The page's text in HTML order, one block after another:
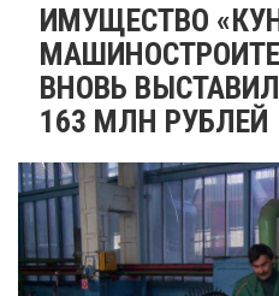
ИМУЩЕСТВО
ВНОВЬ
163 МЛН РУБЛЕЙ